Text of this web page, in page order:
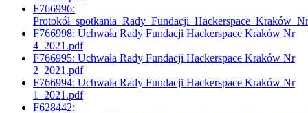
F766996:
F766998: Uchwała Rady Fundacji Hackerspace Kraków Nr
4_2021.pdf
F766995: Uchwała Rady Fundacji Hackerspace Kraków Nr
2_2021.pdf
F766994: Uchwała Rady Fundacji Hackerspace Kraków Nr
1_2021.pdf
F628442: